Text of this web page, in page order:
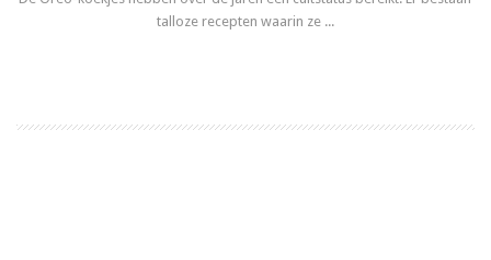
talloze recepten waarin ze ...